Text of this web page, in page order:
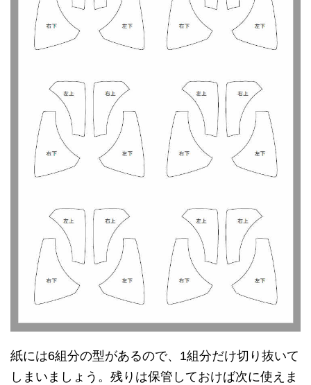
紙には6組分の型があるので、1組分だけ切り抜いて
しまいましょう。残りは保管しておけば次に使えま